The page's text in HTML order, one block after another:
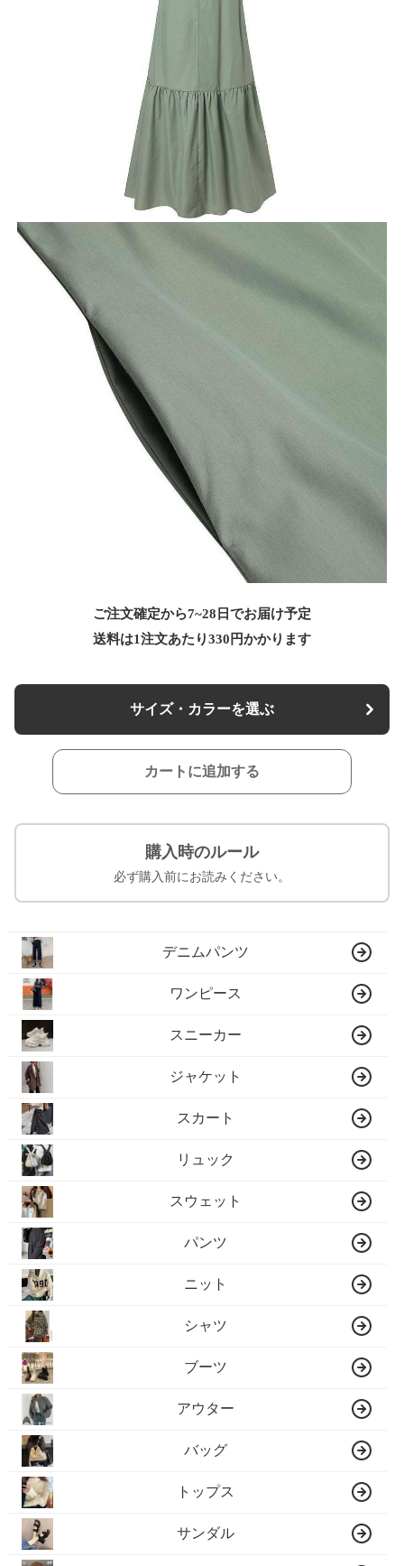
ご注文確定から7~28日でお届け予定
送料は1注文あたり330 円かかります
サイズ・カラーを選ぶ
カートに追加する
購入時のルール
必ず購入前にお読みください。
デニムパンツ
ワンピース
スニーカー
ジャケット
スカート
リュック
スウェット
パンツ
ニット
シャツ
ブーツ
アウター
バッグ
トップス
サンダル